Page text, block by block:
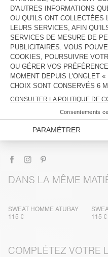
DESCRIPTION
TAILLE ET COUPE
COMPOSITION
ENTRETIEN
TRAÇABILITÉ
DANS LA MÊME
SWEAT HOMME ATUBAY
115 €
115 €
COMPLÉTEZ VOTRE